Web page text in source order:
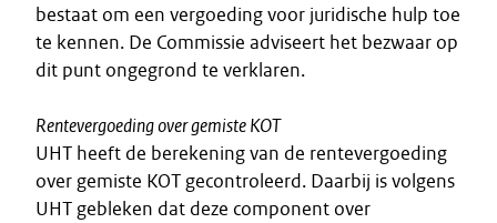
bestaat om een vergoeding voor juridische hulp toe
te kennen. De Commissie adviseert het bezwaar op
dit punt ongegrond te verklaren.
Rentevergoeding over gemiste KOT
UHT heeft de berekening van de rentevergoeding
over gemiste KOT gecontroleerd. Daarbij is volgens
UHT gebleken dat deze component over